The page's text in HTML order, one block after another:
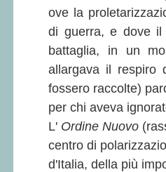
ove la
di guerra, e dove il
battaglia, in un
allargava il respiro
fossero raccolte)
per chi aveva
L' Ordine Nuovo
centro di
d'Italia, della più